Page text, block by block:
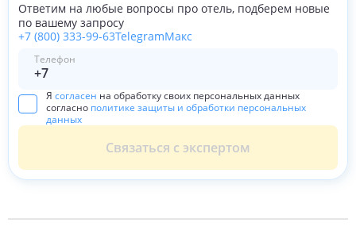
Ответим на любые вопросы про отель, подберем новые
по вашему запросу
+7 (800) 333-99-63TelegramМакс
Телефон
Я согласен на обработку своих персональных данных
согласно политике защиты и обработки персональных
данных
Связаться с экспертом